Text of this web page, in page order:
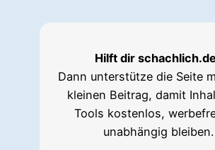
Hilft dir
Dann unterstütze die Seite
kleinen Beitrag, damit
Tools kostenlos,
unabhängig bleiben.